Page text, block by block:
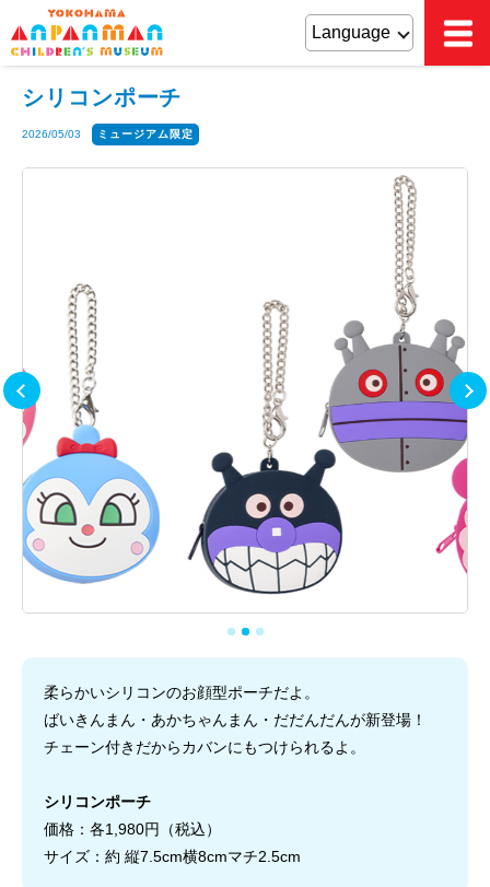
シリコンポーチ
2026/05/03 ミュージアム限定
柔らかいシリコンのお顔型ポーチだよ。
ばいきんまん・あかちゃんまん・だだんだんが新登場！
チェーン付きだからカバンにもつけられるよ。
シリコンポーチ
価格：各1,980円（税込）
サイズ：約 縦7.5cm横8cmマチ2.5cm